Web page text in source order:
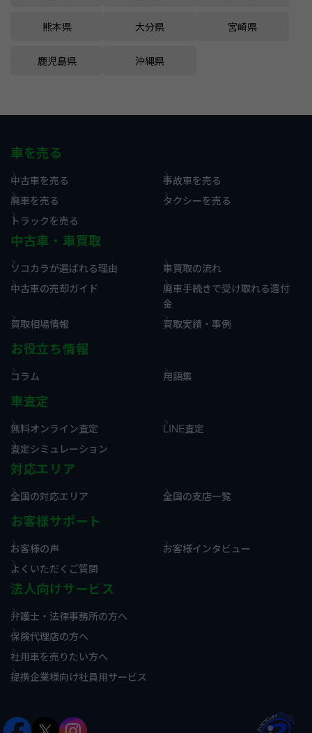
熊本県 大分県 宮崎県
鹿児島県 沖縄県
車を売る
中古車を売る
事故車を売る
廃車を売る
タクシーを売る
トラックを売る
中古車・車買取
ソコカラが選ばれる理由
車買取の流れ
中古車の売却ガイド
廃車手続きで受け取れる還付
金
買取相場情報
買取実績・事例
お役立ち情報
コラム 用語集
車査定
無料オンライン査定
LINE査定
査定シミュレーション
対応エリア
全国の対応エリア 全国の支店一覧
お客様サポート
お客様の声
お客様インタビュー
よくいただくご質問
法人向けサービス
弁護士・法律事務所の方へ
保険代理店の方へ
社用車を売りたい方へ
提携企業様向け社員用サービス